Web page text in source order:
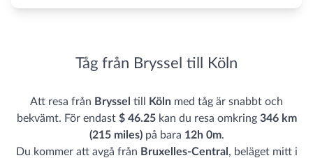
Tåg från Bryssel till Köln
Att resa från Bryssel till Köln med tåg är snabbt och
bekvämt. För endast $ 46.25 kan du resa omkring 346 km
(215 miles)på bara 12h 0m.
Du kommer att avgå från Bruxelles-Central , beläget mitt i